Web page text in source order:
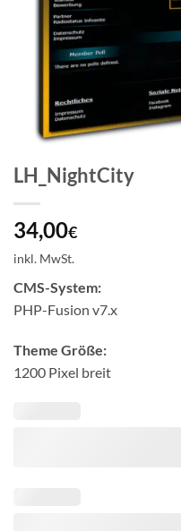
LH_NightCity
34,00€
inkl. MwSt.
CMS-System:
PHP-Fusion v7.x
Theme Größe:
1200 Pixel breit